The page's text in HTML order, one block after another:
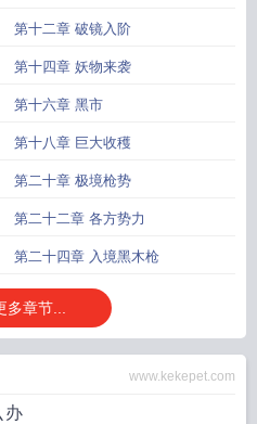
第十二章 破镜入阶
第十四章 妖物来袭
第十六章 黑市
第十八章 巨大收穫
第二十章 极境枪势
第二十二章 各方势力
第二十四章 入境黑木枪
多章节...
www.kekepet.com
办